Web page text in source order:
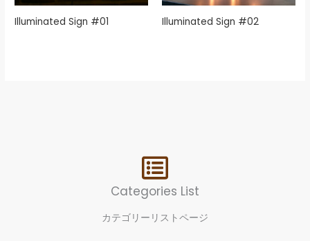
Illuminated Sign #01 Illuminated Sign #02
Categories List
カテゴリーリストページ